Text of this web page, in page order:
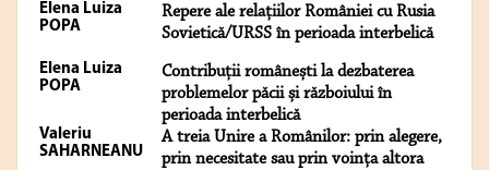
Elena Luiza
POPA
Repere ale relațiilor României cu Rusia
Sovietică/URSS în perioada interbelică
Elena Luiza
POPA
Contribuții românești la dezbaterea
problemelor păcii și războiului în
perioada interbelică
Valeriu
SAHARNEANU
A treia Unire a Românilor: prin alegere,
prin necesitate sau prin voința altora